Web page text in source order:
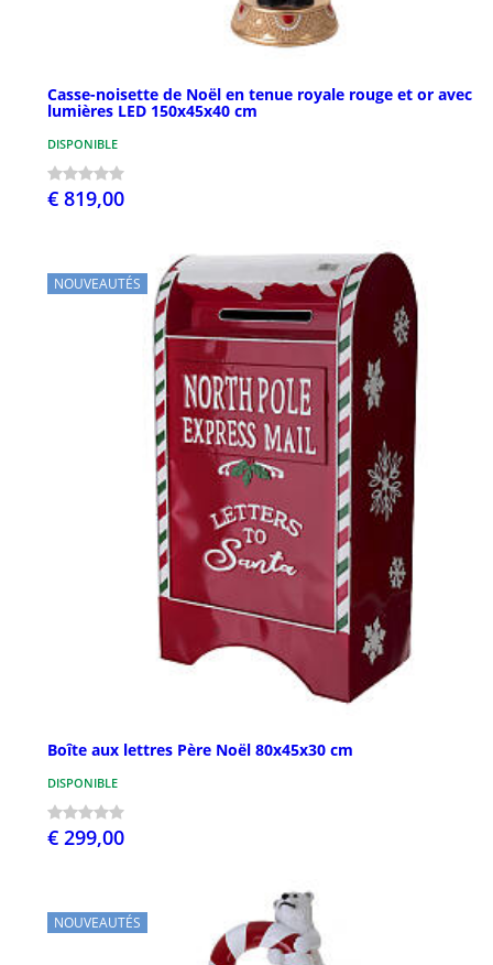
Casse-noisette de Noël en tenue royale rouge et or avec
lumières LED 150x45x40 cm
DISPONIBLE
€ 819,00
NOUVEAUTÉS
Boîte aux lettres Père Noël 80x45x30 cm
DISPONIBLE
€ 299,00
NOUVEAUTÉS